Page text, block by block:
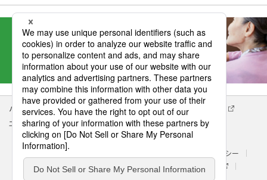
パナソニック企業情報 エイジフリー企業情報
エイジフリーの拠点検索
クッキーポリシー
個人情報保護方針
処遇改善に関する具体的な取組み内容